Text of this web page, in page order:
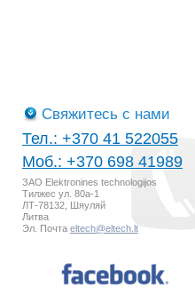
Свяжитесь с нами
Тел.: +370 41 522055
Моб.: +370 698 41989
ЗАО Elektronines technologijos
Тилжес ул. 80а-1
ЛТ-78132, Шяуляй
Литва
Эл. Почта eltech@eltech.lt